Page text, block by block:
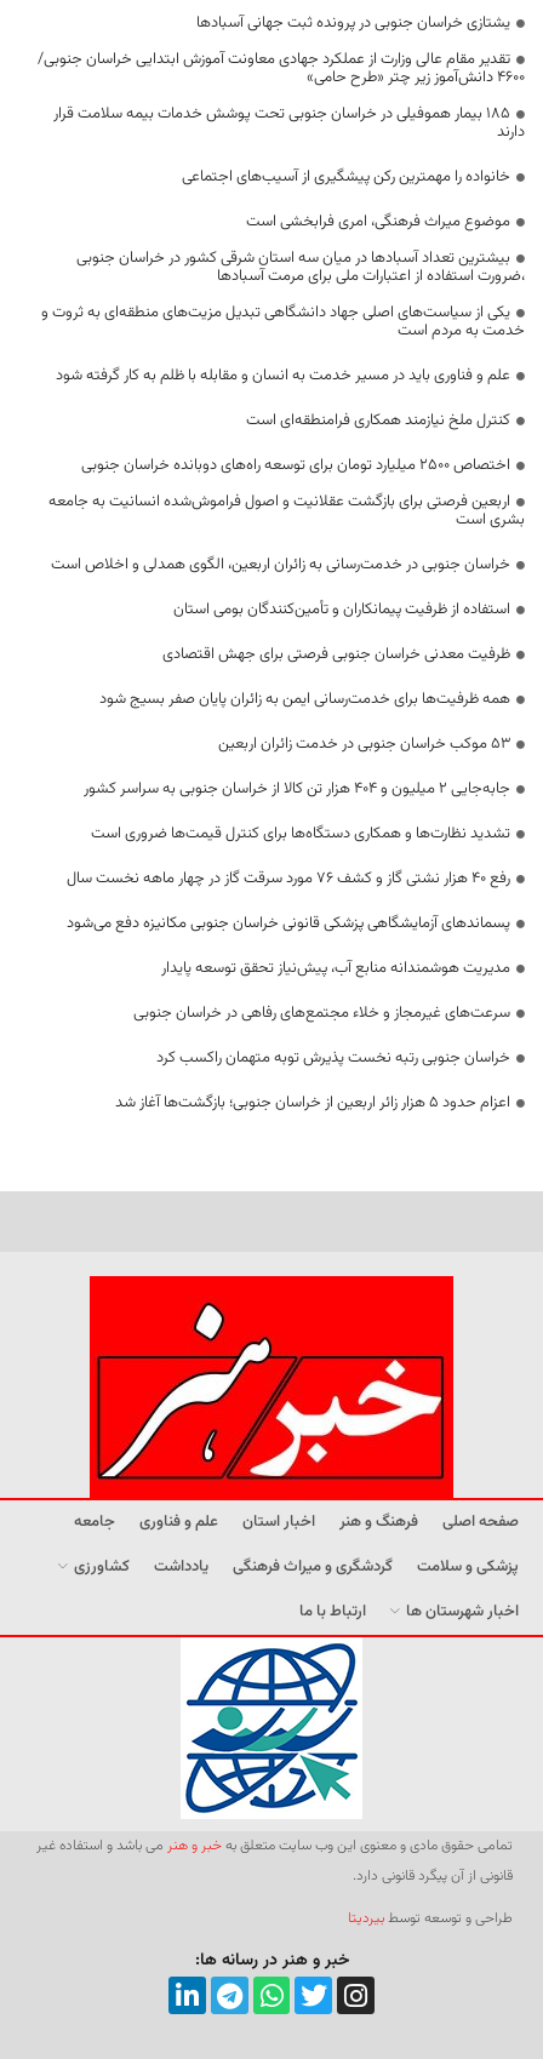
یشتازی خراسان جنوبی در پرونده ثبت جهانی آسبادها
تقدیر مقام عالی وزارت از عملکرد جهادی معاونت آموزش ابتدایی خراسان جنوبی/
۴۶۰۰ دانش‌آموز زیر چتر «طرح حامی»
۱۸۵ بیمار هموفیلی در خراسان جنوبی تحت پوشش خدمات بیمه سلامت قرار
دارند
خانواده را مهمترین رکن پیشگیری از آسیب‌های اجتماعی
موضوع میراث فرهنگی، امری فرابخشی است
بیشترین تعداد آسبادها در میان سه استان شرقی کشور در خراسان جنوبی
،ضرورت استفاده از اعتبارات ملی برای مرمت آسبادها
یکی از سیاست‌های اصلی جهاد دانشگاهی تبدیل مزیت‌های منطقه‌ای به ثروت و
خدمت به مردم است
علم و فناوری باید در مسیر خدمت به انسان و مقابله با ظلم به کار گرفته شود
کنترل ملخ نیازمند همکاری فرامنطقه‌ای است
اختصاص 2500 میلیارد تومان برای توسعه راه‌های دوبانده خراسان جنوبی
اربعین فرصتی برای بازگشت عقلانیت و اصول فراموش‌شده انسانیت به جامعه
بشری است
خراسان جنوبی در خدمت‌رسانی به زائران اربعین، الگوی همدلی و اخلاص است
استفاده از ظرفیت پیمانکاران و تأمین‌کنندگان بومی استان
ظرفیت معدنی خراسان جنوبی فرصتی برای جهش اقتصادی
همه ظرفیت‌ها برای خدمت‌رسانی ایمن به زائران پایان صفر بسیج شود
53 موکب خراسان جنوبی در خدمت زائران اربعین
جابه‌جایی 2 میلیون و 404 هزار تن کالا از خراسان جنوبی به سراسر کشور
تشدید نظارت‌ها و همکاری دستگاه‌ها برای کنترل قیمت‌ها ضروری است
رفع 40 هزار نشتی گاز و کشف 76 مورد سرقت گاز در چهار ماهه نخست سال
پسماندهای آزمایشگاهی پزشکی قانونی خراسان جنوبی مکانیزه دفع می‌شود
مدیریت هوشمندانه منابع آب، پیش‌نیاز تحقق توسعه پایدار
سرعت‌های غیرمجاز و خلاء مجتمع‌های رفاهی در خراسان جنوبی
خراسان جنوبی رتبه نخست پذیرش توبه متهمان راکسب کرد
اعزام حدود 5 هزار زائر اربعین از خراسان جنوبی؛ بازگشت‌ها آغاز شد
صفحه اصلی فرهنگ و هنر اخبار استان علم و فناوری
جامعه
پزشکی و سلامت
گردشگری و میراث فرهنگی یادداشت
کشاورزی
اخبار شهرستان ها
ارتباط با ما
تمامی حقوق مادی و معنوی این وب سایت متعلق بهخبر و هنر می باشد و استفاده غیر
قانونی از آن پیگرد قانونی دارد.
طراحی و توسعه توسطبیردیتا
خبر و هنر در رسانه ها: